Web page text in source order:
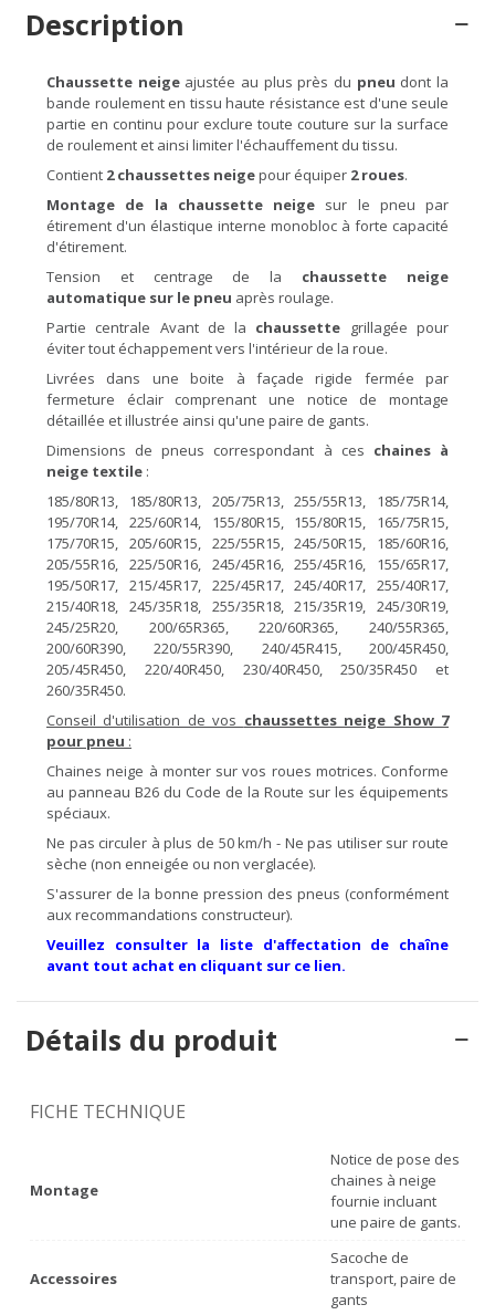
Description
Chaussette neigeajustée au plus près du pneu dont la
bande roulement en tissu haute résistance est d'une seule
partie en continu pour exclure toute couture sur la surface
de roulement et ainsi limiter l'échauffement du tissu.
Contient 2 chaussettes neigepour équiper 2 roues.
Montage de la chaussette neige sur le pneu par
étirement d'un élastique interne monobloc à forte capacité
d'étirement.
Tension et centrage de la chaussette neige
automatique sur le pneu après roulage.
Partie centrale Avant de la chaussette grillagée pour
éviter tout échappement vers l'intérieur de la roue.
Livrées dans une boite à façade rigide fermée par
fermeture éclair comprenant une notice de montage
détaillée et illustrée ainsi qu'une paire de gants.
Dimensions de pneus correspondant à ces chaines à
neige textile :
185/80R13, 185/80R13, 205/75R13, 255/55R13, 185/75R14,
195/70R14, 225/60R14, 155/80R15, 155/80R15, 165/75R15,
175/70R15, 205/60R15, 225/55R15, 245/50R15, 185/60R16,
205/55R16, 225/50R16, 245/45R16, 255/45R16, 155/65R17,
195/50R17, 215/45R17, 225/45R17, 245/40R17, 255/40R17,
215/40R18, 245/35R18, 255/35R18, 215/35R19, 245/30R19,
245/25R20, 200/65R365, 220/60R365, 240/55R365,
200/60R390, 220/55R390, 240/45R415, 200/45R450,
205/45R450, 220/40R450, 230/40R450, 250/35R450 et
260/35R450.
Conseil d'utilisation de vos chaussettes neige Show 7
pour pneu :
Chaines neige à monter sur vos roues motrices. Conforme
au panneau B26 du Code de la Route sur les équipements
spéciaux.
Ne pas circuler à plus de 50 km/h - Ne pas utiliser sur route
sèche (non enneigée ou non verglacée).
S'assurer de la bonne pression des pneus (conformément
aux recommandations constructeur).
Veuillez consulter la liste d'affectation de chaîne
avant tout achat en cliquant sur ce lien.
Détails du produit
FICHE TECHNIQUE
Montage
Notice de pose des
chaines à neige
fournie incluant
une paire de gants.
Accessoires
Sacoche de
transport, paire de
gants